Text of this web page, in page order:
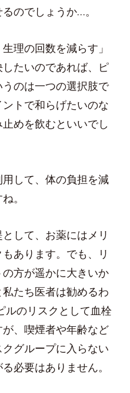
のでしょうか…。
理の回数を減らす」
たいのであれば、ピ
のは一つの選択肢で
トで和らげたいのな
めを飲むといいでし
して、体の負担を減
。
して、お薬にはメリ
あります。でも、リ
方が遥かに大きいか
たち医者は勧めるわ
ルのリスクとして血栓
、喫煙者や年齢など
グループに入らない
必要はありません。